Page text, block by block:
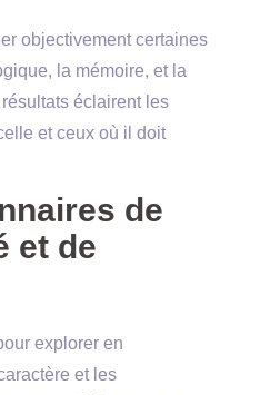
objectivement certaines
la mémoire, et la
éclairent les
et ceux où il doit
de
et de
explorer en
et les